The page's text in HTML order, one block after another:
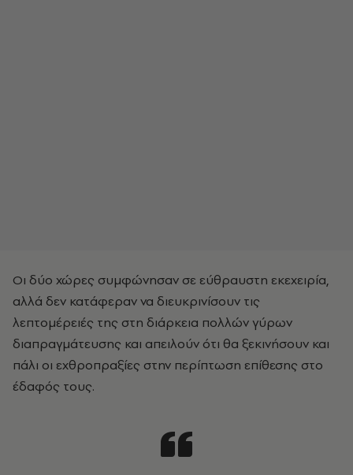
Οι δύο χώρες συμφώνησαν σε εύθραυστη εκεχειρία,
αλλά δεν κατάφεραν να διευκρινίσουν τις
λεπτομέρειές της στη διάρκεια πολλών γύρων
διαπραγμάτευσης και απειλούν ότι θα ξεκινήσουν και
πάλι οι εχθροπραξίες στην περίπτωση επίθεσης στο
έδαφός τους.